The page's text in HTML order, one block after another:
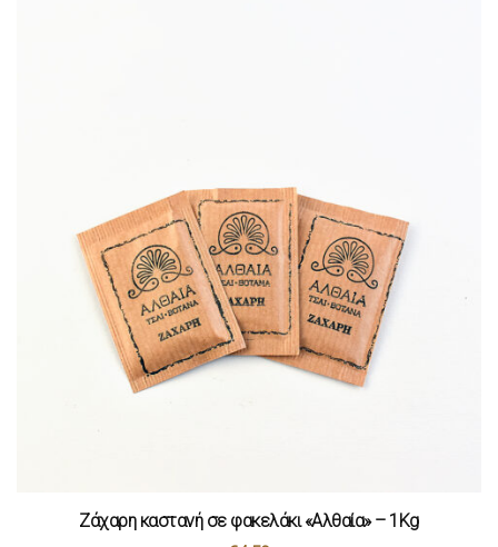
Ζάχαρη καστανή σε φακελάκι «Αλθαία» – 1Kg